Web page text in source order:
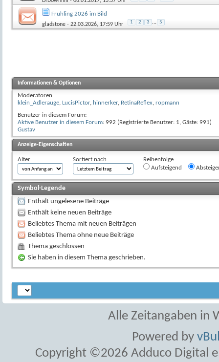
Frühling 2026 im Bild
gladstone - 22.03.2026, 17:59 Uhr 1 2 3 ... 5
Informationen & Optionen
Moderatoren
klein_Adlerauge, LucisPictor, hinnerker, RetinaReflex, ropmann
Benutzer in diesem Forum:
Aktive Benutzer in diesem Forum: 992 (Registrierte Benutzer: 1, Gäste: 991)
Gustav
Anzeige-Eigenschaften
Alter Sortiert nach
Reihenfolge
Aufsteigend
Symbol-Legende
Enthält ungelesene Beiträge
Enthält keine neuen Beiträge
Beliebtes Thema mit neuen Beiträgen
Beliebtes Thema ohne neue Beiträge
Thema geschlossen
Sie haben in diesem Thema geschrieben.
Alle Zeitangaben in
Powered by
Copyright ©2026 Adduco Digital